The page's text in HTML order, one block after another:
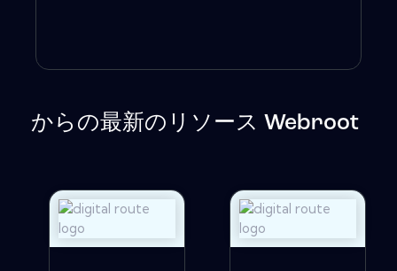
からの最新のリソース Webroot